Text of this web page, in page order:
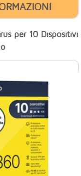
per 10 Dispositivi